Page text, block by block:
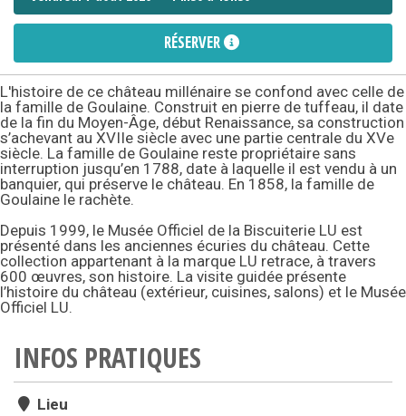
RÉSERVER
L'histoire de ce château millénaire se confond avec celle de
la famille de Goulaine. Construit en pierre de tuffeau, il date
de la fin du Moyen-Âge, début Renaissance, sa construction
s’achevant au XVIIe siècle avec une partie centrale du XVe
siècle. La famille de Goulaine reste propriétaire sans
interruption jusqu’en 1788, date à laquelle il est vendu à un
banquier, qui préserve le château. En 1858, la famille de
Goulaine le rachète.
Depuis 1999, le Musée Officiel de la Biscuiterie LU est
présenté dans les anciennes écuries du château. Cette
collection appartenant à la marque LU retrace, à travers
600 œuvres, son histoire. La visite guidée présente
l’histoire du château (extérieur, cuisines, salons) et le Musée
Officiel LU.
INFOS PRATIQUES
Lieu